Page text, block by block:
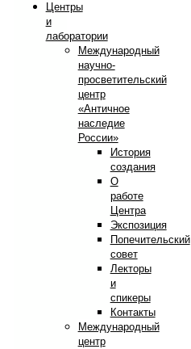
Центры
и
лаборатории
Международный
научно-
просветительский
центр
«Античное
наследие
России»
История
создания
О
работе
Центра
Экспозиция
Попечительский
совет
Лекторы
и
спикеры
Контакты
Международный
центр